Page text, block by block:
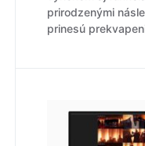
prirodzenými
prinesú